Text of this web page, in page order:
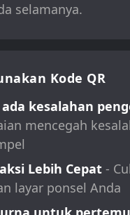
selamanya.
Kode QR
kesalahan
mencegah
Lebih Cepat-
layar ponsel Anda